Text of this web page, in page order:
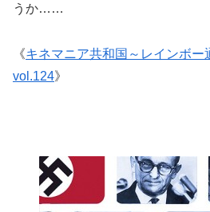
うか……
《キネマニア共和国～レインボー
vol.124》